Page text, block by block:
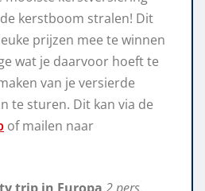
kerstboom stralen! Dit
prijzen mee te winnen
wat je daarvoor hoeft te
van je versierde
te sturen. Dit kan via de
of mailen naar